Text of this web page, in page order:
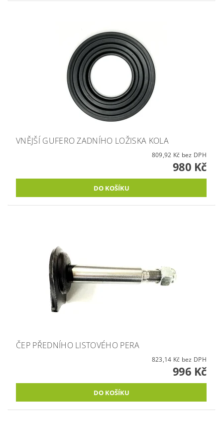
VNĚJŠÍ GUFERO ZADNÍHO LOŽISKA KOLA
809,92 Kč bez DPH
980 Kč
ČEP PŘEDNÍHO LISTOVÉHO PERA
823,14 Kč bez DPH
996 Kč